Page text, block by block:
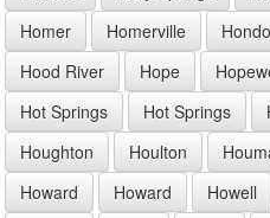
Homer
Homerville Hondo
Hood River
Hope
Hot Springs
Hot Springs
Houghton
Houlton
Howard
Howard Howell